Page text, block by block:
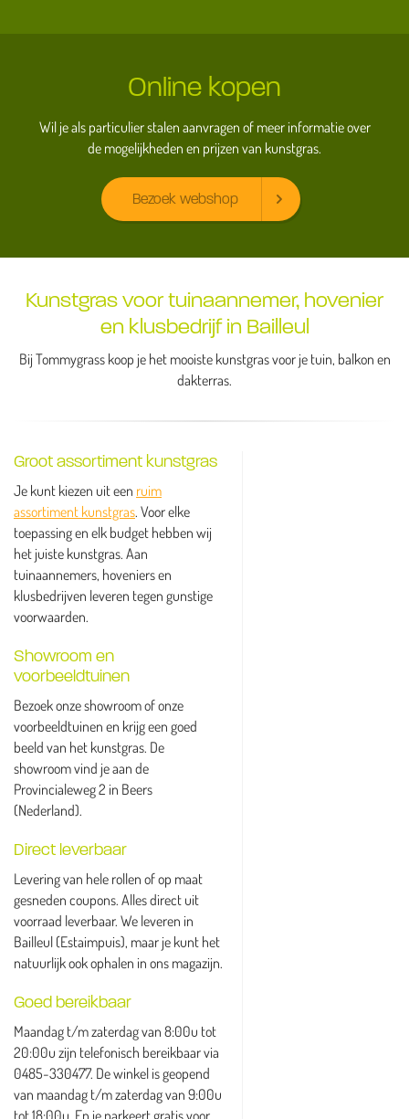
Online kopen
Wil je als particulier stalen aanvragen of meer informatie over
de mogelijkheden en prijzen van kunstgras.
Bezoek webshop
Kunstgras voor tuinaannemer, hovenier
en klusbedrijf in Bailleul
Bij Tommygrass koop je het mooiste kunstgras voor je tuin, balkon en
dakterras.
Groot assortiment kunstgras
Je kunt kiezen uit een ruim
assortiment kunstgras. Voor elke
toepassing en elk budget hebben wij
het juiste kunstgras. Aan
tuinaannemers, hoveniers en
klusbedrijven leveren tegen gunstige
voorwaarden.
Showroom en
voorbeeldtuinen
Bezoek onze showroom of onze
voorbeeldtuinen en krijg een goed
beeld van het kunstgras. De
showroom vind je aan de
Provincialeweg 2 in Beers
(Nederland).
Direct leverbaar
Levering van hele rollen of op maat
gesneden coupons. Alles direct uit
voorraad leverbaar. We leveren in
Bailleul (Estaimpuis), maar je kunt het
natuurlijk ook ophalen in ons magazijn.
Goed bereikbaar
Maandag t/m zaterdag van 8:00u tot
20:00u zijn telefonisch bereikbaar via
0485-330477. De winkel is geopend
van maandag t/m zaterdag van 9:00u